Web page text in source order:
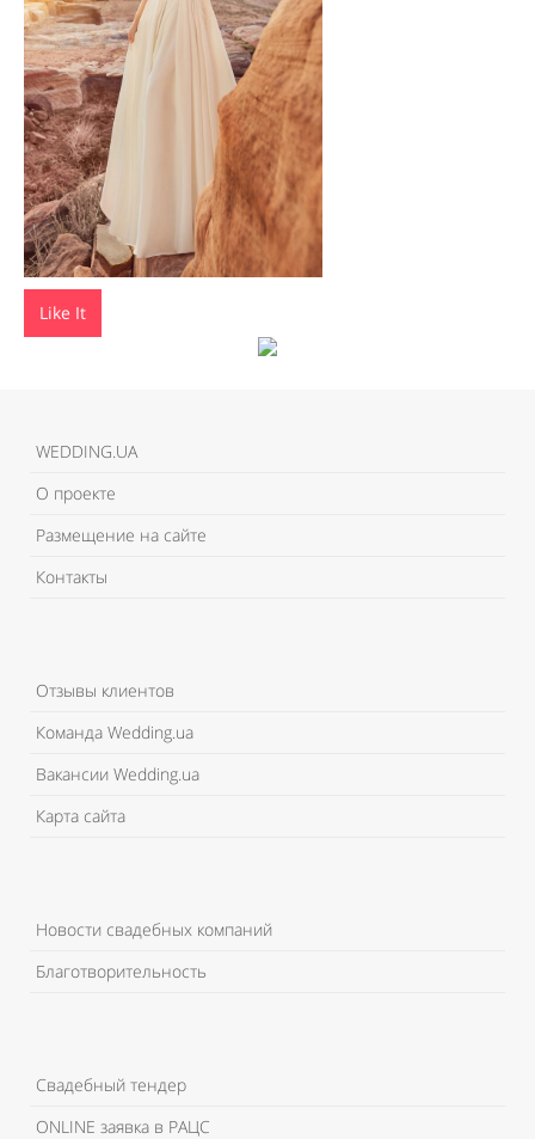
Like It
WEDDING.UA
О проекте
Размещение на сайте
Контакты
Отзывы клиентов
Команда Wedding.ua
Вакансии Wedding.ua
Карта сайта
Новости свадебных компаний
Благотворительность
Свадебный тендер
ONLINE заявка в РАЦС